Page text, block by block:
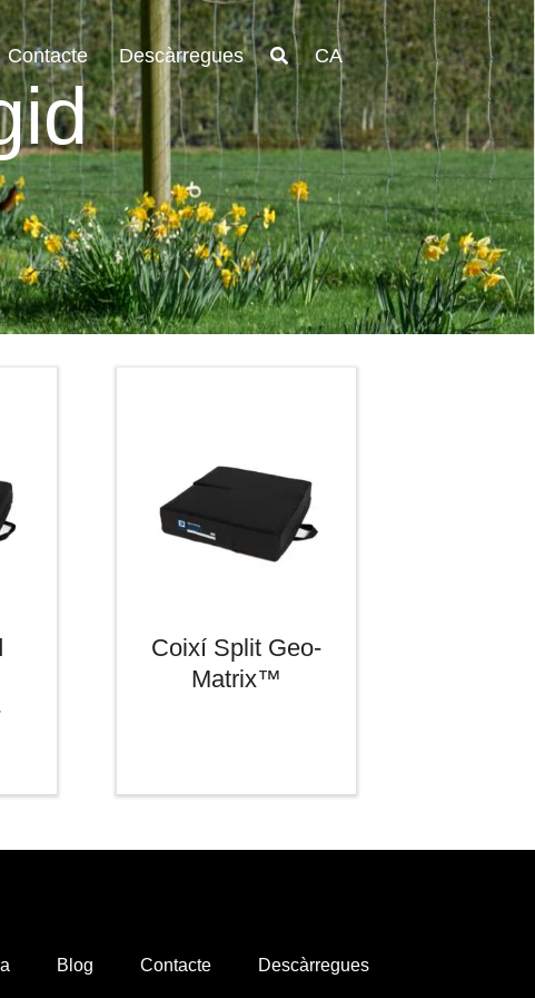
Contacte Descàrregues CA
Coixí Split Geo-
Matrix™
Blog Contacte Descàrregues